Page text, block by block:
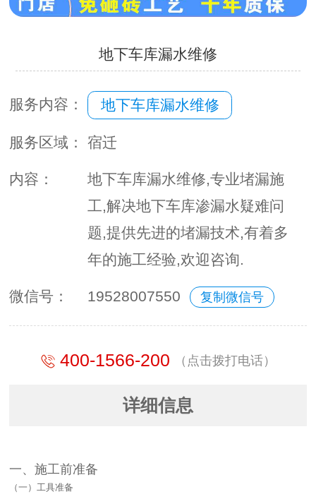
地下车库漏水维修
服务内容： 地下车库漏水维修
服务区域： 宿迁
内容：
地下车库漏水维修,专业堵漏施
工,解决地下车库渗漏水疑难问
题,提供先进的堵漏技术,有着多
年的施工经验,欢迎咨询.
微信号： 19528007550 复制微信号
400-1566-200 （点击拨打电话）
详细信息
一、施工前准备​
（一）工具准备​